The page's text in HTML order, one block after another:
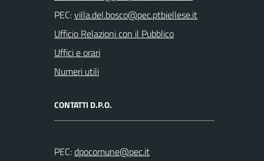
PEC:
Ufficio Relazioni con il Pubblico
Uffici e orari
Numeri utili
CONTATTI D.P.O.
PEC: